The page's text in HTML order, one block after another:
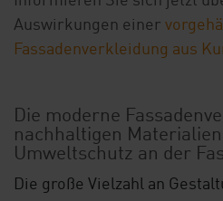
Auswirkungen einer
Fassadenverkleidung aus
Die moderne
nachhaltigen
Umweltschutz an der
Die große Vielzahl an